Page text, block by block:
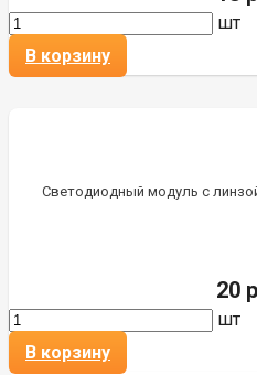
шт
В корзину
Светодиодный модуль с
20
шт
В корзину